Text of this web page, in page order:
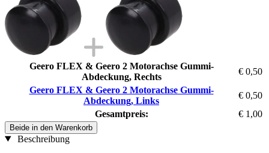
Geero FLEX & Geero 2 Motorachse Gummi-
Abdeckung, Rechts
€ 0,50
Geero FLEX & Geero 2 Motorachse Gummi-
Abdeckung, Links
€ 0,50
Gesamtpreis:
€ 1,00
Beide in den Warenkorb
Beschreibung